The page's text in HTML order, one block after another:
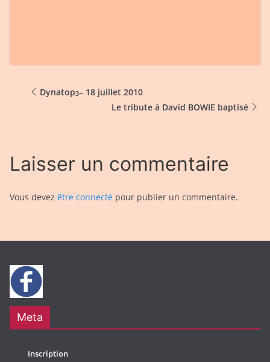
Dynatop3– 18 juillet 2010
Le tribute à David BOWIE baptisé
Laisser un commentaire
Vous devez être connecté pour publier un commentaire.
Meta
Inscription